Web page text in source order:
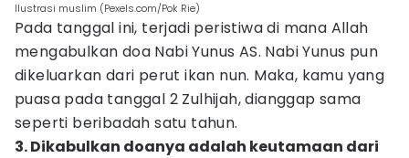
Ilustrasi muslim (Pexels.com/Pok Rie)
Pada tanggal ini, terjadi peristiwa di mana Allah
mengabulkan doa Nabi Yunus AS. Nabi Yunus pun
dikeluarkan dari perut ikan nun. Maka, kamu yang
puasa pada tanggal 2 Zulhijah, dianggap sama
seperti beribadah satu tahun.
3. Dikabulkan doanya adalah keutamaan dari